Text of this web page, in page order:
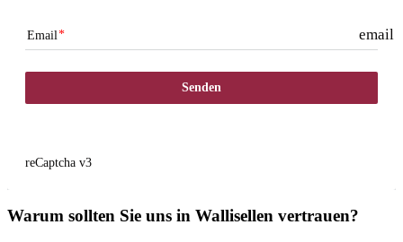
Email email
Senden
reCaptcha v3
Warum sollten Sie uns in Wallisellen vertrauen?